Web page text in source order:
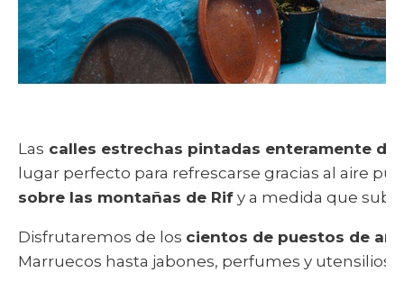
Las calles estrechas pintadas enteramente de
lugar perfecto para refrescarse gracias al aire
sobre las montañas de Rif y a medida que
Disfrutaremos de los cientos de puestos de
Marruecos hasta jabones, perfumes y utensilios